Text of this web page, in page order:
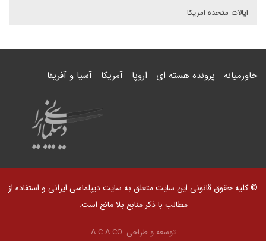
ایالات متحده امریکا
خاورمیانه پرونده هسته ای اروپا آمریکا آسیا و آفریقا
© کلیه حقوق قانونی این سایت متعلق به سایت دیپلماسی ایرانی و استفاده از
مطالب با ذکر منابع بلا مانع است.
توسعه و طراحی: A.C.A CO